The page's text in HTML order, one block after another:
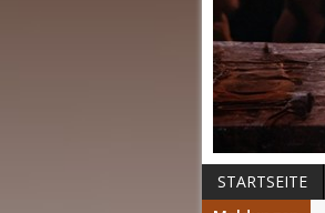
STARTSEITE